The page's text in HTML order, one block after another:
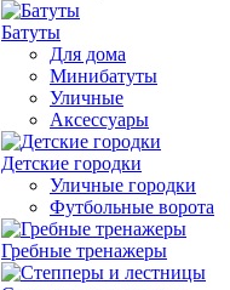
Батуты
Для дома
Минибатуты
Уличные
Аксессуары
Детские городки
Уличные городки
Футбольные ворота
Гребные тренажеры